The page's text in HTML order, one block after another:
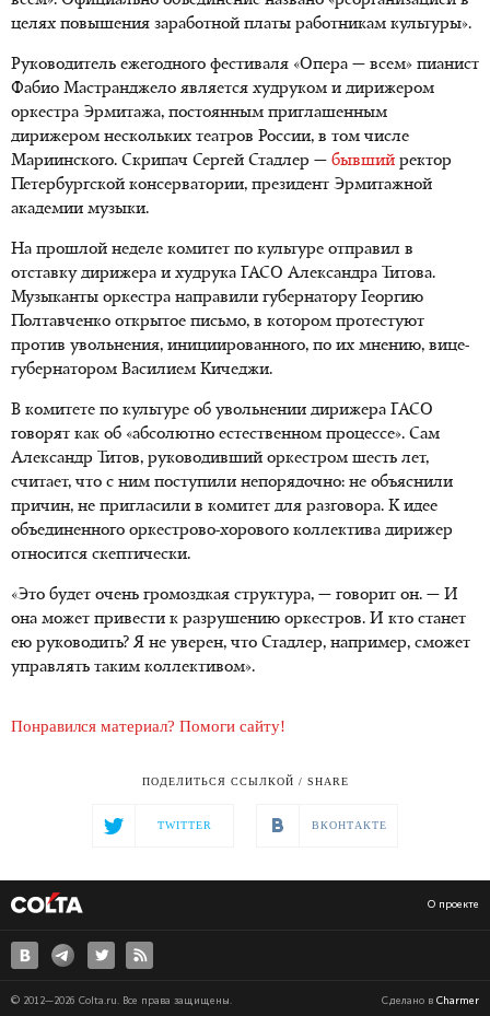
целях повышения заработной платы работникам культуры».
Руководитель ежегодного фестиваля «Опера — всем» пианист
Фабио Мастранджело является худруком и дирижером
оркестра Эрмитажа, постоянным приглашенным
дирижером нескольких театров России, в том числе
Мариинского. Скрипач Сергей Стадлер — бывший ректор
Петербургской консерватории, президент Эрмитажной
академии музыки.
На прошлой неделе комитет по культуре отправил в
отставку дирижера и худрука ГАСО Александра Титова.
Музыканты оркестра направили губернатору Георгию
Полтавченко открытое письмо, в котором протестуют
против увольнения, инициированного, по их мнению, вице-
губернатором Василием Кичеджи.
В комитете по культуре об увольнении дирижера ГАСО
говорят как об «абсолютно естественном процессе». Сам
Александр Титов, руководивший оркестром шесть лет,
считает, что с ним поступили непорядочно: не объяснили
причин, не пригласили в комитет для разговора. К идее
объединенного оркестрово-хорового коллектива дирижер
относится скептически.
«Это будет очень громоздкая структура, — говорит он. — И
она может привести к разрушению оркестров. И кто станет
ею руководить? Я не уверен, что Стадлер, например, сможет
управлять таким коллективом».
Понравился материал? Помоги сайту!
ПОДЕЛИТЬСЯ ССЫЛКОЙ / SHARE
TWITTER ВКОНТАКТЕ
О проекте
© 2012—2026 Colta.ru. Все права защищены. Сделано в Charmer